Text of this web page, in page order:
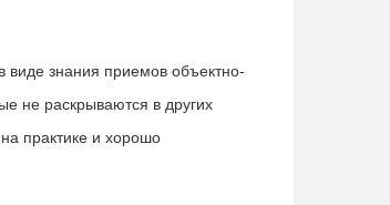
виде знания приемов объектно-
не раскрываются в других
практике и хорошо